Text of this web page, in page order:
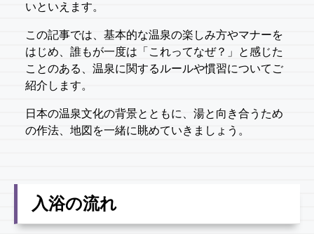
いといえます。
この記事では、基本的な温泉の楽しみ方やマナーを
はじめ、誰もが一度は「これってなぜ？」と感じた
ことのある、温泉に関するルールや慣習についてご
紹介します。
日本の温泉文化の背景とともに、湯と向き合うため
の作法、地図を一緒に眺めていきましょう。
入浴の流れ